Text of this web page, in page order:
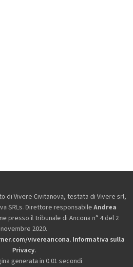
di Vivere Civitanova, testata di Vivere srl,
SRLs. Direttore responsabile Andrea
presso il tribunale di Ancona n° 4 del 2
novembre 2020.
vivereancona. Informativa sulla
Privacy.
generata in 0.01 secondi